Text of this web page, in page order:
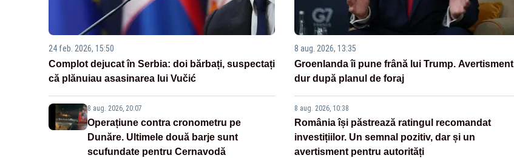
24 feb. 2026, 15:50
Complot dejucat în Serbia: doi bărbați, suspectați
că plănuiau asasinarea lui Vučić
8 aug. 2026, 20:07
Operațiune contra cronometru pe
Dunăre. Ultimele două barje sunt
scufundate pentru Cernavodă
8 aug. 2026, 13:35
Groenlanda îi pune frână lui Trump. Avertisment
dur după planul de foraj
8 aug. 2026, 10:38
România își păstrează ratingul recomandat
investițiilor. Un semnal pozitiv, dar și un
avertisment pentru autorități